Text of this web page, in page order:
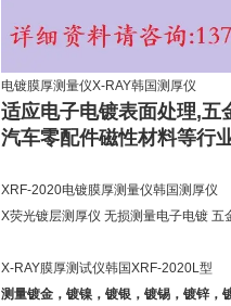
电镀膜厚测量仪X-RAY韩国测厚仪
适应电子电镀表面处理,五
汽车零配件磁性材料等行
XRF-2020电镀膜厚测量仪韩国测厚仪
X荧光镀层测厚仪 无损测量电子电镀
X-RAY膜厚测试仪韩国XRF-2020L型
测量镀金，镀镍，镀银，镀锡，镀锌，